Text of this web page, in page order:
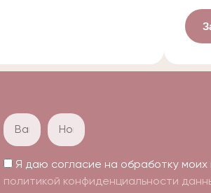
Я даю согласие на обработку моих
политикой конфиденциальности